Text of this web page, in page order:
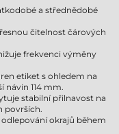
a střednědobé
čitelnost čárových
frekvenci výměny
etiket s ohledem na
114 mm.
stabilní přilnavost na
površích.
okrajů během